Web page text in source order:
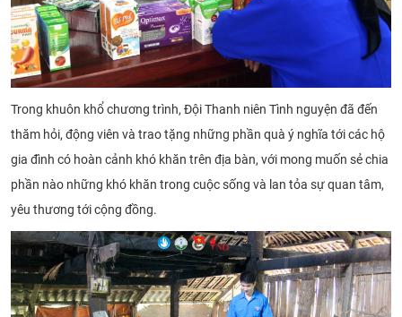
Trong khuôn khổ chương trình, Đội Thanh niên Tình nguyện đã đến
thăm hỏi, động viên và trao tặng những phần quà ý nghĩa tới các hộ
gia đình có hoàn cảnh khó khăn trên địa bàn, với mong muốn sẻ chia
phần nào những khó khăn trong cuộc sống và lan tỏa sự quan tâm,
yêu thương tới cộng đồng.